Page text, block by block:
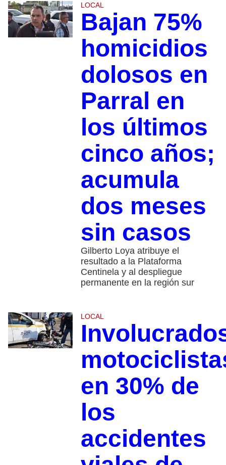
LOCAL
Bajan 75%
homicidios
dolosos en
Parral en
los últimos
cinco años;
acumula
dos meses
sin casos
Gilberto Loya atribuye el
resultado a la Plataforma
Centinela y al despliegue
permanente en la región sur
LOCAL
en 30% de
los
accidentes